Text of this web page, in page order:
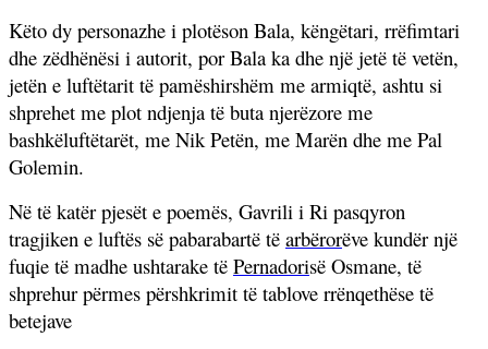
Këto dy personazhe i plotëson Bala, këngëtari, rrëfimtari
dhe zëdhënësi i autorit, por Bala ka dhe një jetë të vetën,
jetën e luftëtarit të pamëshirshëm me armiqtë, ashtu si
shprehet me plot ndjenja të buta njerëzore me
bashkëluftëtarët, me Nik Petën, me Marën dhe me Pal
Golemin.
Në të katër pjesët e poemës, Gavrili i Ri pasqyron
tragjiken e luftës së pabarabartë të arbërorëve kundër një
fuqie të madhe ushtarake të Pernadorisë Osmane, të
shprehur përmes përshkrimit të tablove rrënqethëse të
betejave